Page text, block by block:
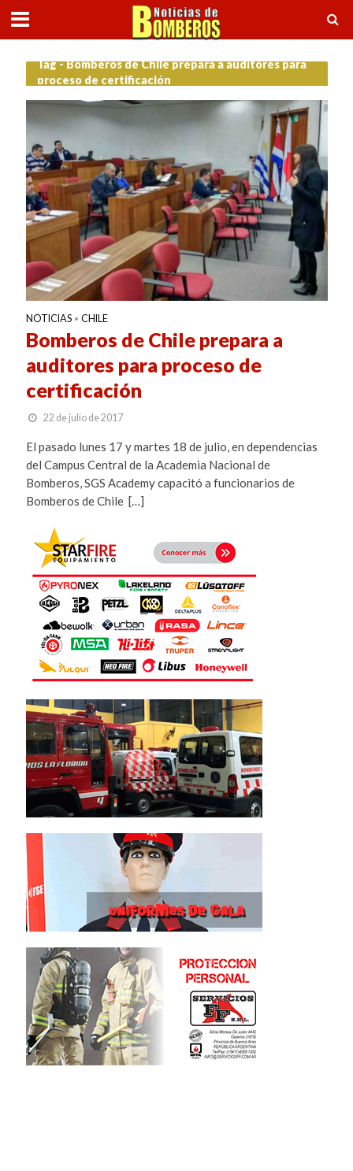
Tag - Bomberos de Chile prepara a auditores para
proceso de certificación
NOTICIAS • CHILE
Bomberos de Chile prepara a
auditores para proceso de
certificación
22 de julio de 2017
El pasado lunes 17 y martes 18 de julio, en dependencias
del Campus Central de la Academia Nacional de
Bomberos, SGS Academy capacitó a funcionarios de
Bomberos de Chile […]